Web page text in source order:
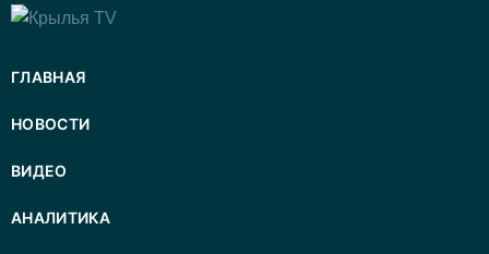
ГЛАВНАЯ
НОВОСТИ
ВИДЕО
АНАЛИТИКА